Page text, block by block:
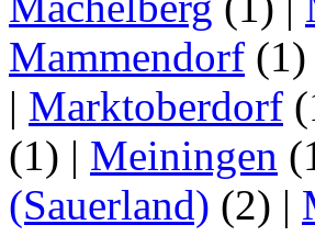
Mammendorf (1)
| Marktoberdorf
(1) | Meiningen
(Sauerland) (2) |